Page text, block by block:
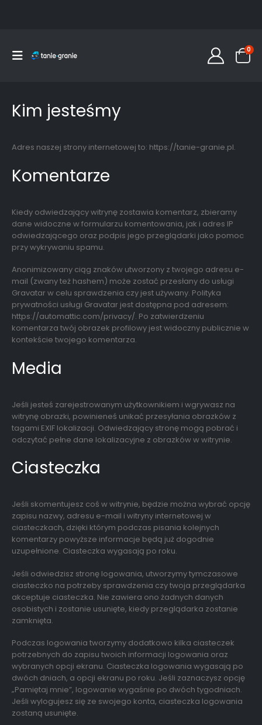
0
Kim jesteśmy
Adres naszej strony internetowej to: https://tanie-granie.pl.
Komentarze
Kiedy odwiedzający witrynę zostawia komentarz, zbieramy
dane widoczne w formularzu komentowania, jak i adres IP
odwiedzającego oraz podpis jego przeglądarki jako pomoc
przy wykrywaniu spamu.
Anonimizowany ciąg znaków utworzony z twojego adresu e-
mail (zwany też hashem) może zostać przesłany do usługi
Gravatar w celu sprawdzenia czy jest używany. Polityka
prywatności usługi Gravatar jest dostępna pod adresem:
https://automattic.com/privacy/. Po zatwierdzeniu
komentarza twój obrazek profilowy jest widoczny publicznie w
kontekście twojego komentarza.
Media
Jeśli jesteś zarejestrowanym użytkownikiem i wgrywasz na
witrynę obrazki, powinieneś unikać przesyłania obrazków z
tagami EXIF lokalizacji. Odwiedzający stronę mogą pobrać i
odczytać pełne dane lokalizacyjne z obrazków w witrynie.
Ciasteczka
Jeśli skomentujesz coś w witrynie, będzie można wybrać opcję
zapisu nazwy, adresu e-mail i witryny internetowej w
ciasteczkach, dzięki którym podczas pisania kolejnych
komentarzy powyższe informacje będą już dogodnie
uzupełnione. Ciasteczka wygasają po roku.
Jeśli odwiedzisz stronę logowania, utworzymy tymczasowe
ciasteczko na potrzeby sprawdzenia czy twoja przeglądarka
akceptuje ciasteczka. Nie zawiera ono żadnych danych
osobistych i zostanie usunięte, kiedy przeglądarka zostanie
zamknięta.
Podczas logowania tworzymy dodatkowo kilka ciasteczek
potrzebnych do zapisu twoich informacji logowania oraz
wybranych opcji ekranu. Ciasteczka logowania wygasają po
dwóch dniach, a opcji ekranu po roku. Jeśli zaznaczysz opcję
„Pamiętaj mnie”, logowanie wygaśnie po dwóch tygodniach.
Jeśli wylogujesz się ze swojego konta, ciasteczka logowania
zostaną usunięte.